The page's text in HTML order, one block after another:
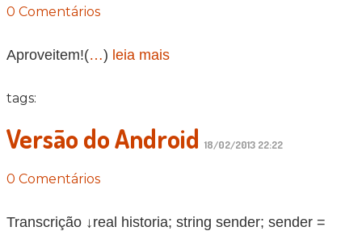
0 Comentários
Aproveitem!(…) leia mais
tags:
Versão do Android 18/02/2013 22:22
0 Comentários
Transcrição ↓real historia; string sender; sender =